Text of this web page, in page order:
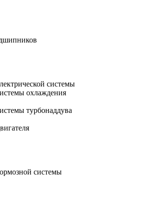
системы
охлаждения
турбонаддува
системы